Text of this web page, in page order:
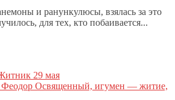
и ранункулюсы, взялась за это
для тех, кто побаивается...
29 мая
Феодор Освященный, игумен — житие,